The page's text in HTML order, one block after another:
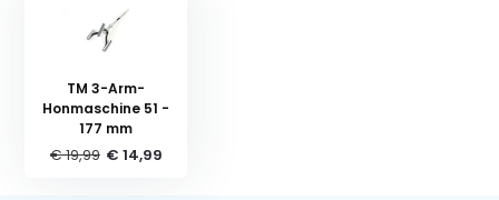
TM 3-Arm-
Honmaschine 51 -
177 mm
€ 19,99 € 14,99